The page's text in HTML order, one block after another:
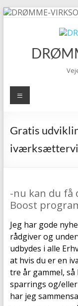
Skip
Menu
Gratis
-nu kan du få
Boost
Jeg har gode
rådgiver og
udbydes i alle
at hvis du er en
tre år gammel,
sparrings og/
har jeg